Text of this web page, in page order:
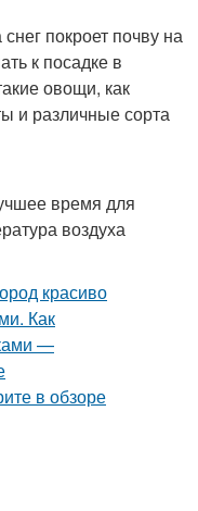
покроет почву на
к посадке в
овощи, как
и различные сорта
время для
воздуха